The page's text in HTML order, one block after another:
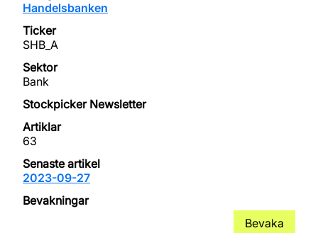
Handelsbanken
SHB_A
Bank
63
2023-09-27
Bevaka